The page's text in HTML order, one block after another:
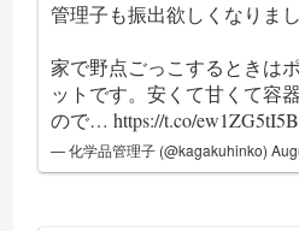
管理子も振出欲しくなりまし
家で野点ごっこするときは
ットです。安くて甘くて容
ので…https://t.co/ew1ZG5tI5B
— 化学品管理子 (@kagakuhinko)